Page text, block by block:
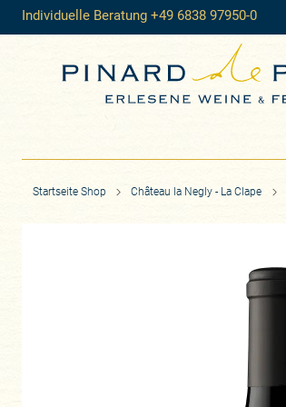
Individuelle Beratung +49 6838 97950-0
Startseite Shop Château la Negly - La Clape